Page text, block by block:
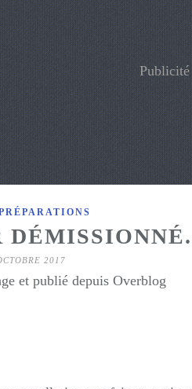
Publicité
2017
et publié depuis Overblog